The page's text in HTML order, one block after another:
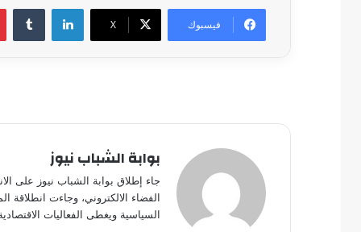
فيسبوك ‫X
لينكدإن
بوابة الشباب نيوز
جاء إطلاق بوابة الشباب نيوز على
الفضاء الالكتروني، وجاءت
السياسية ويغطى الفعاليات